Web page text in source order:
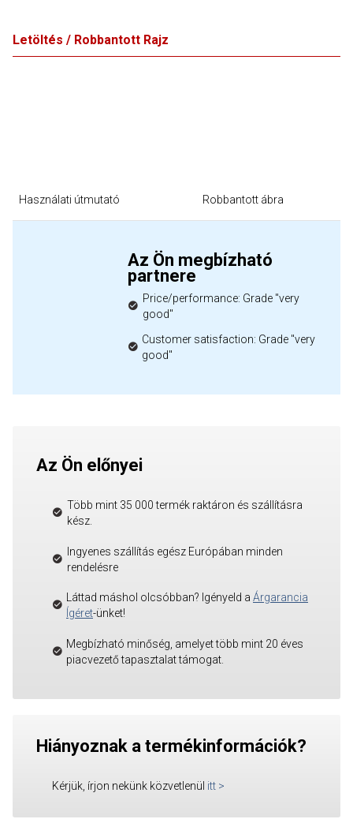
Letöltés / Robbantott Rajz
Használati útmutató Robbantott ábra
Az Ön megbízható
partnere
Price/performance: Grade "very
good"
Customer satisfaction: Grade "very
good"
Az Ön előnyei
Több mint 35 000 termék raktáron és szállításra
kész.
Ingyenes szállítás egész Európában minden
rendelésre
Láttad máshol olcsóbban? Igényeld a Árgarancia
Ígéret-ünket!
Megbízható minőség, amelyet több mint 20 éves
piacvezető tapasztalat támogat.
Hiányoznak a termékinformációk?
Kérjük, írjon nekünk közvetlenül itt >